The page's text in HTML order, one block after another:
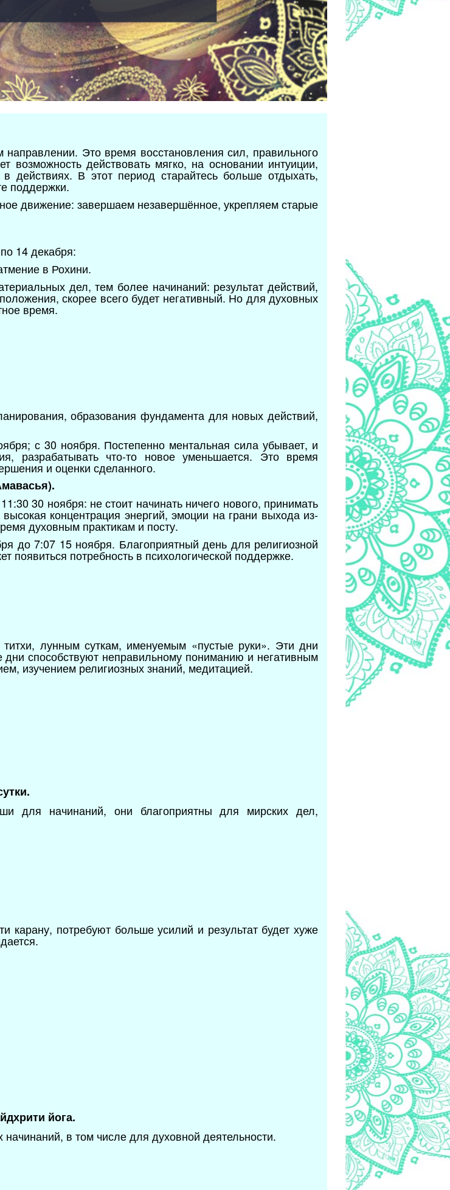
Это время восстановления сил, правильного
действовать мягко, на основании интуиции,
в действиях. В этот период старайтесь больше отдыхать,
поддержки.
движение: завершаем незавершённое, укрепляем старые
14 декабря:
в Рохини.
дел, тем более начинаний: результат действий,
скорее всего будет негативный. Но для духовных
время.
образования фундамента для новых действий,
с 30 ноября. Постепенно ментальная сила убывает, и
разрабатывать что-то новое уменьшается. Это время
и оценки сделанного.
30 ноября: не стоит начинать ничего нового, принимать
концентрация энергий, эмоции на грани выхода из-
духовным практикам и посту.
до 7:07 15 ноября. Благоприятный день для религиозной
появиться потребность в психологической поддержке.
лунным суткам, именуемым «пустые руки». Эти дни
способствуют неправильному пониманию и негативным
изучением религиозных знаний, медитацией.
для начинаний, они благоприятны для мирских дел,
карану, потребуют больше усилий и результат будет хуже
йога.
в том числе для духовной деятельности.